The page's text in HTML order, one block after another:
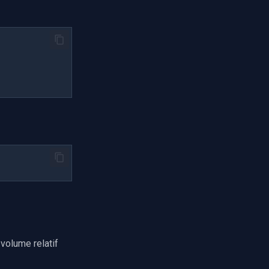
relatif